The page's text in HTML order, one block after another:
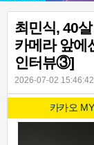
최민식, 40
카메라 앞에
인터뷰③]
2026-07-02 15:46:42
카카오